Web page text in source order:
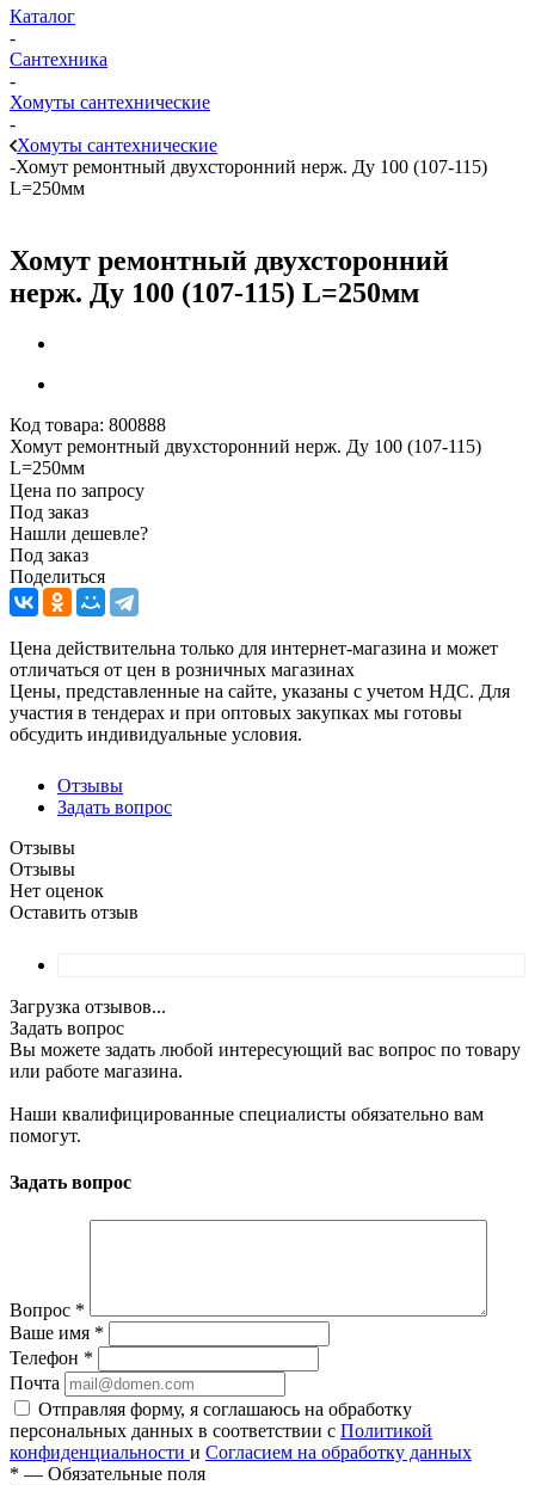
Каталог
-
Сантехника
-
Хомуты сантехнические
-
Хомуты сантехнические
-Хомут ремонтный двухсторонний нерж. Ду 100 (107-115)
L=250мм
Хомут ремонтный двухсторонний
нерж. Ду 100 (107-115) L=250мм
Код товара: 800888
Хомут ремонтный двухсторонний нерж. Ду 100 (107-115)
L=250мм
Цена по запросу
Под заказ
Нашли дешевле?
Под заказ
Поделиться
Цена действительна только для интернет-магазина и может
отличаться от цен в розничных магазинах
Цены, представленные на сайте, указаны с учетом НДС. Для
участия в тендерах и при оптовых закупках мы готовы
обсудить индивидуальные условия.
Отзывы
Задать вопрос
Отзывы
Отзывы
Нет оценок
Оставить отзыв
Загрузка отзывов...
Задать вопрос
Вы можете задать любой интересующий вас вопрос по товару
или работе магазина.
Наши квалифицированные специалисты обязательно вам
помогут.
Задать вопрос
Вопрос *
Ваше имя *
Телефон *
Почта
Отправляя форму, я соглашаюсь на обработку
персональных данных в соответствии с Политикой
конфиденциальности и Согласием на обработку данных
* — Обязательные поля